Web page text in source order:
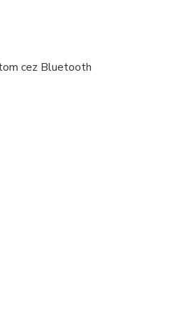
cez Bluetooth